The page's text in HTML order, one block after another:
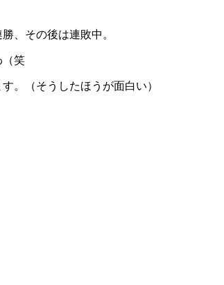
、その後は連敗中。
（笑
。（そうしたほうが面白い）